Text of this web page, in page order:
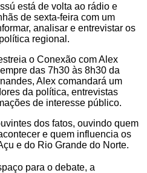
está de volta ao rádio e
de sexta-feira com um
analisar e entrevistar os
regional.
o Conexão com Alex
das 7h30 às 8h30 da
Alex comandará um
da política, entrevistas
de interesse público.
dos fatos, ouvindo quem
e quem influencia os
e do Rio Grande do Norte.
para o debate, a